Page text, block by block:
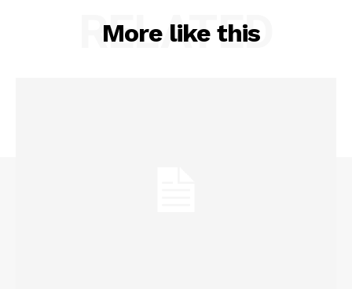
More like this
RELATED